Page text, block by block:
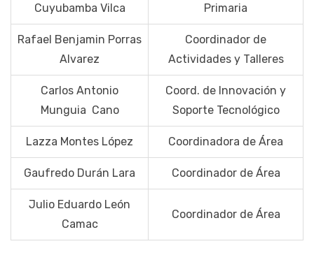
Cuyubamba Vilca
Primaria
Rafael Benjamin Porras
Alvarez
Coordinador de
Actividades y Talleres
Carlos Antonio
Munguia Cano
Coord. de Innovación y
Soporte Tecnológico
Lazza Montes López Coordinadora de Área
Gaufredo Durán Lara Coordinador de Área
Julio Eduardo León
Camac
Coordinador de Área